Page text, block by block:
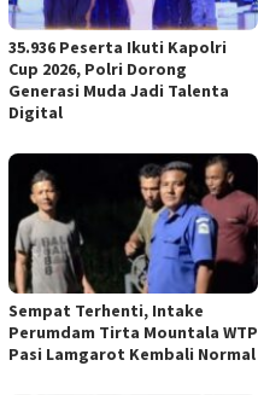
35.936 Peserta Ikuti Kapolri
Cup 2026, Polri Dorong
Generasi Muda Jadi Talenta
Digital
Sempat Terhenti, Intake
Perumdam Tirta Mountala WTP
Pasi Lamgarot Kembali Normal